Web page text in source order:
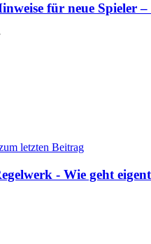
für neue Spieler
- Wie geht